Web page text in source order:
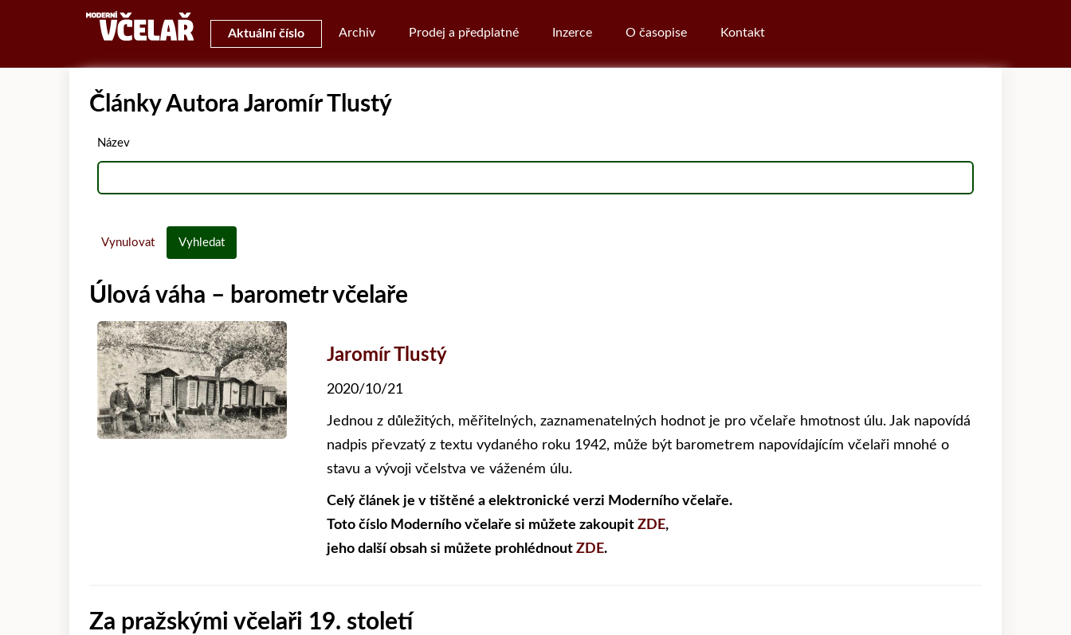
Aktuální číslo Archiv Prodej a předplatné Inzerce O časopise Kontakt
Články Autora Jaromír Tlustý
Název
Vynulovat Vyhledat
Úlová váha – barometr včelaře
Jaromír Tlustý
2020/10/21
Jednou z důležitých, měřitelných, zaznamenatelných hodnot je pro včelaře hmotnost úlu. Jak napovídá
nadpis převzatý z textu vydaného roku 1942, může být barometrem napovídajícím včelaři mnohé o
stavu a vývoji včelstva ve váženém úlu.
Celý článek je v tištěné a elektronické verzi Moderního včelaře.
Toto číslo Moderního včelaře si můžete zakoupit ZDE,
jeho další obsah si můžete prohlédnout ZDE.
Za pražskými včelaři 19. století